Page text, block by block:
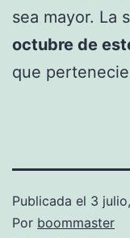
sea mayor. La
octubre de
que
Publicada el 3
Por boommaster